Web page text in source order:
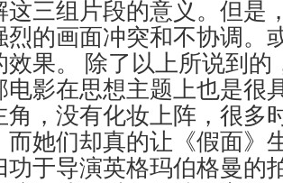
这三组片段的意义。但是
烈的画面冲突和不协调。
效果。 除了以上所说到
电影在思想主题上也是很
角，没有化妆上阵，很多
而她们却真的让《假面》
功于导演英格玛伯格曼的